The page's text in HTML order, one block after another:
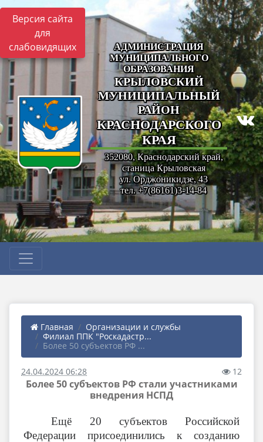
Версия сайта
для
слабовидящих
АДМИНИСТРАЦИЯ
МУНИЦИПАЛЬНОГО
ОБРАЗОВАНИЯ
КРЫЛОВСКИЙ
МУНИЦИПАЛЬНЫЙ
РАЙОН
КРАСНОДАРСКОГО
КРАЯ
352080, Краснодарский край,
станица Крыловская
ул. Орджоникидзе, 43
тел. +7(86161)3-14-84
Главная
Организации и службы
Филиал ППК "Роскадастр...
Более 50 субъектов РФ ...
24.04.2024 06:28 12
Более 50 субъектов РФ стали участниками
внедрения НСПД
Ещё 20 субъектов Российской
Федерации присоединились к созданию